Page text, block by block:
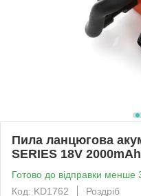
Пила ланцюгова
SERIES 18V 2000mAh
Готово до відправки менше
Код: KD1762
Роздріб